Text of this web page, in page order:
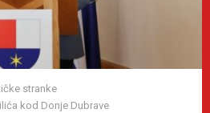
stranke
kod Donje Dubrave